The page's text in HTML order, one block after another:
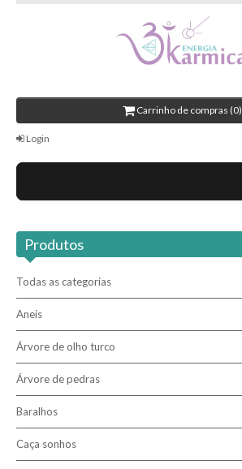
Carrinho de compras (0)
Login
Novidades
Revenda / Profissionais
Pesquisar
Produtos
Todas as categorias
Aneis
Árvore de olho turco
Árvore de pedras
Baralhos
Caça sonhos